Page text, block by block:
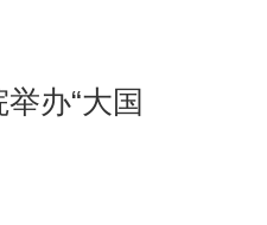
办“大国